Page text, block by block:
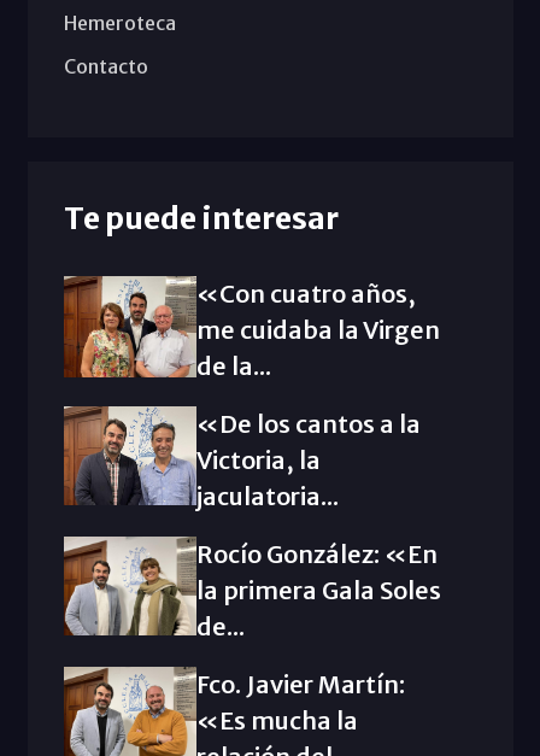
Hemeroteca
Contacto
Te puede interesar
«Con cuatro años,
me cuidaba la Virgen
de la...
«De los cantos a la
Victoria, la
jaculatoria...
Rocío González: «En
la primera Gala Soles
de...
Fco. Javier Martín:
«Es mucha la